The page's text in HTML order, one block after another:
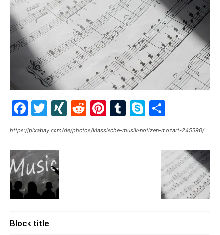
Facebook
Twitter
XINGReddit
Pinterest
Tumblr
Skype
https://pixabay.com/de/photos/klassische-musik-notizen-mozart-245590/
Block title